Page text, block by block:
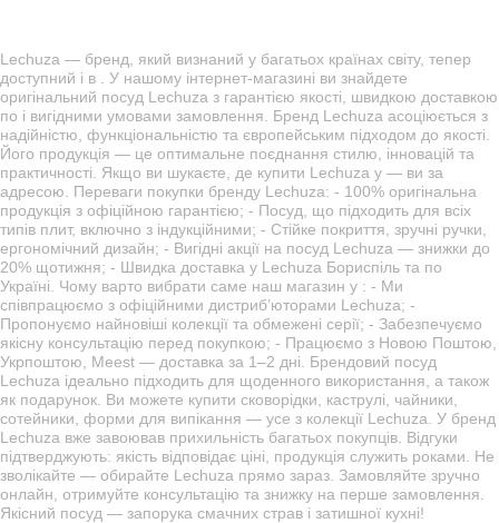
Lechuza — бренд, який визнаний у багатьох країнах світу, тепер
доступний і в . У нашому інтернет-магазині ви знайдете
оригінальний посуд Lechuza з гарантією якості, швидкою доставкою
по і вигідними умовами замовлення. Бренд Lechuza асоціюється з
надійністю, функціональністю та європейським підходом до якості.
Його продукція — це оптимальне поєднання стилю, інновацій та
практичності. Якщо ви шукаєте, де купити Lechuza у — ви за
адресою. Переваги покупки бренду Lechuza: - 100% оригінальна
продукція з офіційною гарантією; - Посуд, що підходить для всіх
типів плит, включно з індукційними; - Стійке покриття, зручні ручки,
ергономічний дизайн; - Вигідні акції на посуд Lechuza — знижки до
20% щотижня; - Швидка доставка у Lechuza Бориспіль та по
Україні. Чому варто вибрати саме наш магазин у : - Ми
співпрацюємо з офіційними дистриб’юторами Lechuza; -
Пропонуємо найновіші колекції та обмежені серії; - Забезпечуємо
якісну консультацію перед покупкою; - Працюємо з Новою Поштою,
Укрпоштою, Meest — доставка за 1–2 дні. Брендовий посуд
Lechuza ідеально підходить для щоденного використання, а також
як подарунок. Ви можете купити сковорідки, каструлі, чайники,
сотейники, форми для випікання — усе з колекції Lechuza. У бренд
Lechuza вже завоював прихильність багатьох покупців. Відгуки
підтверджують: якість відповідає ціні, продукція служить роками. Не
зволікайте — обирайте Lechuza прямо зараз. Замовляйте зручно
онлайн, отримуйте консультацію та знижку на перше замовлення.
Якісний посуд — запорука смачних страв і затишної кухні!